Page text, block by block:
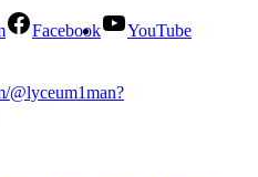
Facebook
YouTube
@lyceum1man?